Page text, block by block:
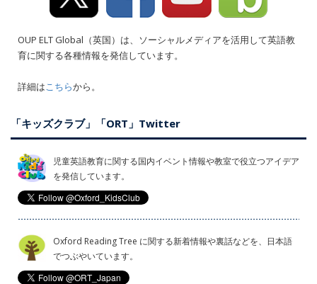
OUP ELT Global（英国）は、ソーシャルメディアを活用して英語教
育に関する各種情報を発信しています。
詳細はこちらから。
「キッズクラブ」「ORT」Twitter
児童英語教育に関する国内イベント情報や教室で役立つアイデア
を発信しています。
Oxford Reading Tree に関する新着情報や裏話などを、日本語
でつぶやいています。